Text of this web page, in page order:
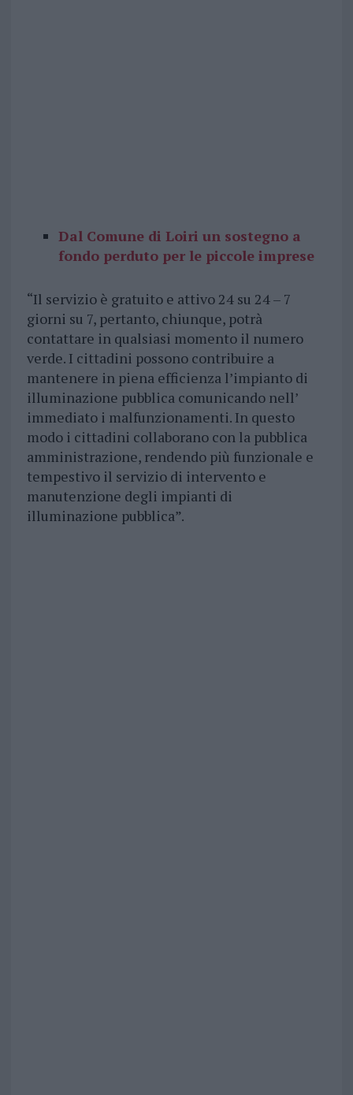
Dal Comune di Loiri un sostegno a
fondo perduto per le piccole imprese
“Il servizio è gratuito e attivo 24 su 24 – 7
giorni su 7, pertanto, chiunque, potrà
contattare in qualsiasi momento il numero
verde. I cittadini possono contribuire a
mantenere in piena efficienza l’impianto di
illuminazione pubblica comunicando nell’
immediato i malfunzionamenti. In questo
modo i cittadini collaborano con la pubblica
amministrazione, rendendo più funzionale e
tempestivo il servizio di intervento e
manutenzione degli impianti di
illuminazione pubblica”.